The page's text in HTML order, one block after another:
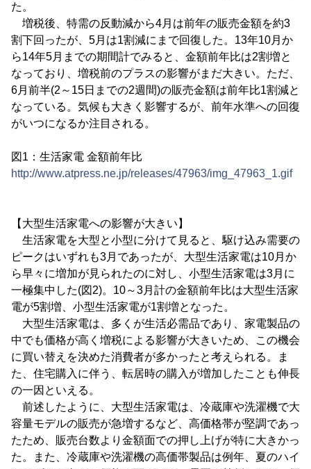
た。
増税後、特需の反動減から4月は前年の販売金額を約3
割下回ったが、5月は1割減にまで回復した。13年10月か
ら14年5月までの期間計でみると、金額前年比は2割増と
なっており、増税前のプラスの影響がまだ大きい。ただ、
6月前半(2～15日までの2週間)の販売金額は前年比1割減と
なっている。気候も大きく影響するが、前年水準への回復
がいつになるか注目される。
図1：生活家電 金額前年比
http://www.atpress.ne.jp/releases/47963/img_47963_1.gif
【大型生活家電への影響が大きい】
生活家電を大型と小型に分けて見ると、駆け込み需要の
ピークはいずれも3月であったが、大型生活家電は10月か
ら早々に増加が見られたのに対し、小型生活家電は3月に
一極集中した(図2)。10～3月計の金額前年比は大型生活家
電が5割増、小型生活家電が1割増となった。
大型生活家電は、多くが生活必需品であり、家電製品の
中でも価格が高く増税による影響が大きいため、この機会
に買い替えを決めた消費者が多かったと考えられる。ま
た、住宅購入に伴う、転居時の購入が増加したことも伸長
の一因といえる。
前述したように、大型生活家電は、冷蔵庫や洗濯機で大
容量モデルの販売が急増するなど、高価格帯が堅調であっ
たため、販売台数より金額面での押し上げが特に大きかっ
た。また、冷蔵庫や洗濯機の高価帯製品は例年、夏のハイ